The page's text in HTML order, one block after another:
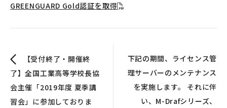
GREENGUARD Gold認証を取得
【受付終了・開催終
了】全国工業高等学校長協
会主催「2019年度 夏季講
習会」に参加しておりま
下記の期間、ライセンス管
理サーバーのメンテナンス
を実施します。 それに伴
い、M-Drafシリーズ、